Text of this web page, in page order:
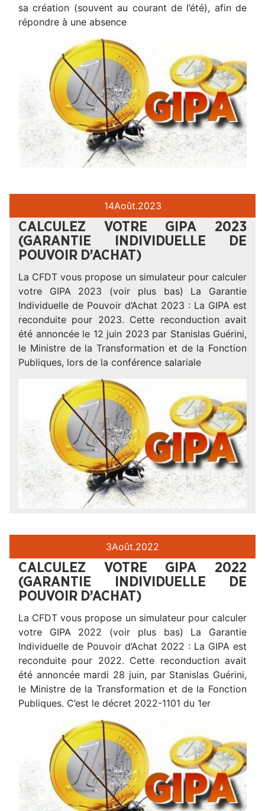
sa création (souvent au courant de l’été), afin de
répondre à une absence
14Août.2023
CALCULEZ VOTRE GIPA 2023
(GARANTIE INDIVIDUELLE DE
POUVOIR D’ACHAT)
La CFDT vous propose un simulateur pour calculer
votre GIPA 2023 (voir plus bas) La Garantie
Individuelle de Pouvoir d’Achat 2023 : La GIPA est
reconduite pour 2023. Cette reconduction avait
été annoncée le 12 juin 2023 par Stanislas Guérini,
le Ministre de la Transformation et de la Fonction
Publiques, lors de la conférence salariale
3Août.2022
CALCULEZ VOTRE GIPA 2022
(GARANTIE INDIVIDUELLE DE
POUVOIR D’ACHAT)
La CFDT vous propose un simulateur pour calculer
votre GIPA 2022 (voir plus bas) La Garantie
Individuelle de Pouvoir d’Achat 2022 : La GIPA est
reconduite pour 2022. Cette reconduction avait
été annoncée mardi 28 juin, par Stanislas Guérini,
le Ministre de la Transformation et de la Fonction
Publiques. C’est le décret 2022-1101 du 1er